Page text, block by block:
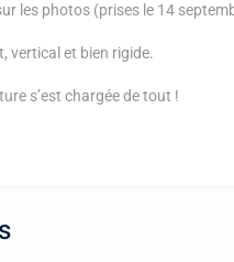
les photos (prises le 14
vertical et bien rigide.
s’est chargée de tout !